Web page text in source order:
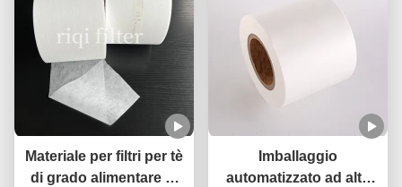
Materiale per filtri per tè
di grado alimentare di
Imballaggio
automatizzato ad alta